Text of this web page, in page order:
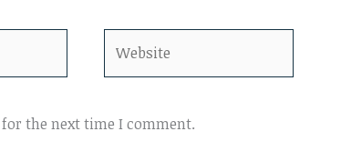
the next time I comment.